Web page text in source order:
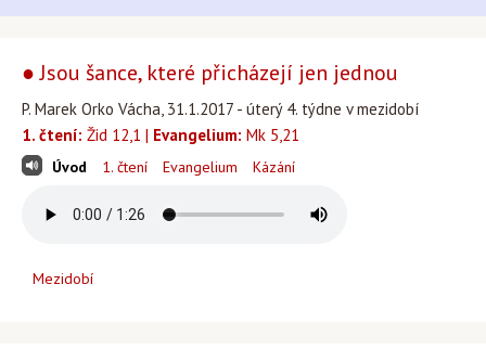
● Jsou šance, které přicházejí jen jednou
P. Marek Orko Vácha, 31.1.2017 - úterý 4. týdne v mezidobí
1. čtení: Žid 12,1 | Evangelium: Mk 5,21
Úvod 1. čtení Evangelium Kázání
Mezidobí